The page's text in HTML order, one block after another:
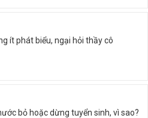
ít phát biểu, ngại hỏi thầy cô
bỏ hoặc dừng tuyển sinh, vì sao?